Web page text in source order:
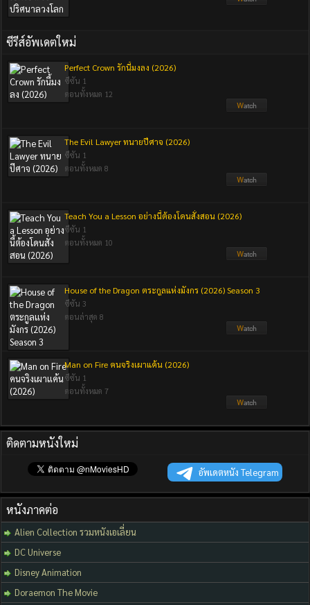
ซีรีส์อัพเดตใหม่
Perfect Crown รักนี้มงลง (2026)
ซีซัน 1
ตอนทั้งหมด 12
The Evil Lawyer ทนายปีศาจ (2026)
ซีซัน 1
ตอนทั้งหมด 8
Teach You a Lesson อย่างนี้ต้องโดนสั่งสอน (2026)
ซีซัน 1
ตอนทั้งหมด 10
House of the Dragon ตระกูลแห่งมังกร (2026) Season 3
ซีซัน 3
ตอนล่าสุด 8
Man on Fire คนจริงเผาแค้น (2026)
ซีซัน 1
ตอนทั้งหมด 7
ติดตามหนังใหม่
อัพเดตหนัง Telegram
หนังภาคต่อ
Alien Collection รวมหนังเอเลี่ยน
DC Universe
Disney Animation
Doraemon The Movie